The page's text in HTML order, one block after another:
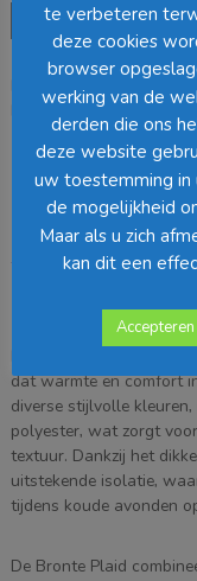
The
Mood
Collection
Bronte
Fleece
Deken
8720362964254
Loading...
Barcode
Beschrijving
dat warmte en comfort
diverse stijlvolle
polyester, wat zorgt
textuur. Dankzij het
uitstekende isolatie,
tijdens koude avonden
De Bronte Plaid
te verbeteren
deze cookies
browser
werking van de
derden die ons
deze website
uw toestemming
de mogelijkheid
Maar als u zich
kan dit een
Accepteren